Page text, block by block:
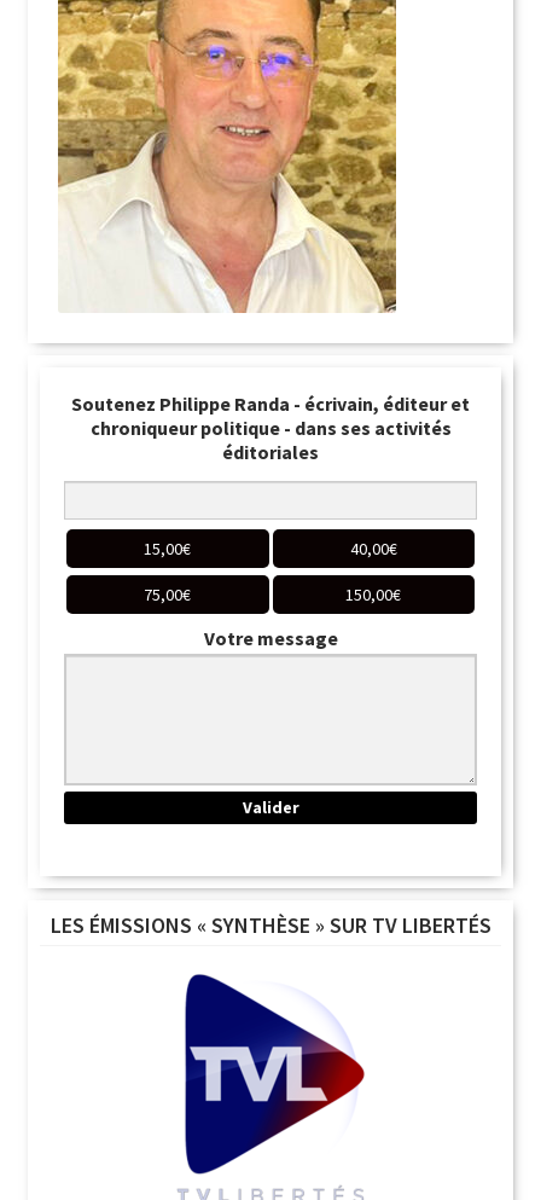
Soutenez Philippe Randa - écrivain, éditeur et
chroniqueur politique - dans ses activités
éditoriales
15,00€ 40,00€
75,00€ 150,00€
Votre message
LES ÉMISSIONS « SYNTHÈSE » SUR TV LIBERTÉS